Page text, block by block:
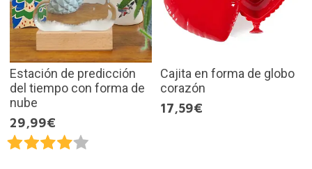
Estación de predicción
del tiempo con forma de
nube
29,99€
Cajita en forma de globo
corazón
17,59€